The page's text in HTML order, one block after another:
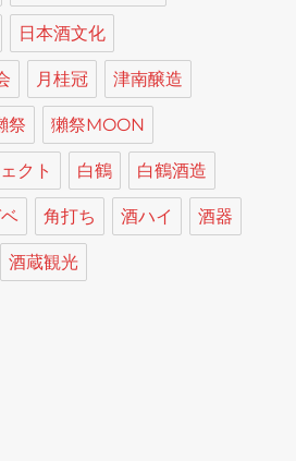
日本酒文化
月桂冠 津南醸造
祭 獺祭MOON
クト 白鶴 白鶴酒造
角打ち 酒ハイ 酒器
酒蔵観光